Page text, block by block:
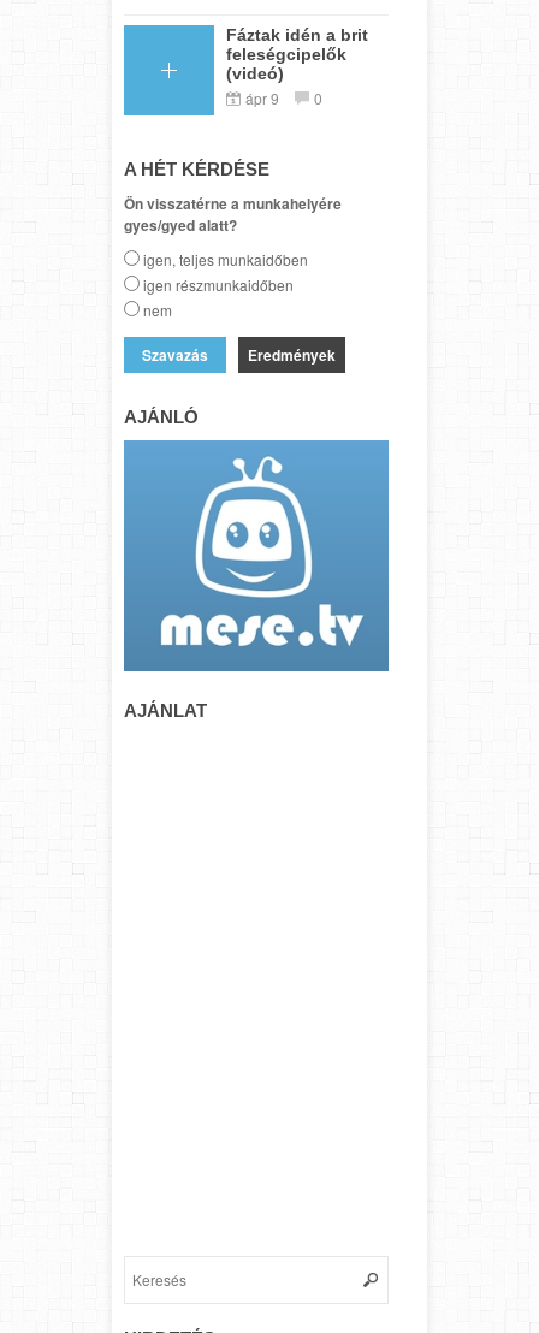
Fáztak idén a brit
feleségcipelők
(videó)
ápr 9 0
A HÉT KÉRDÉSE
Ön visszatérne a munkahelyére
gyes/gyed alatt?
igen, teljes munkaidőben
igen részmunkaidőben
nem
Eredmények
AJÁNLÓ
AJÁNLAT